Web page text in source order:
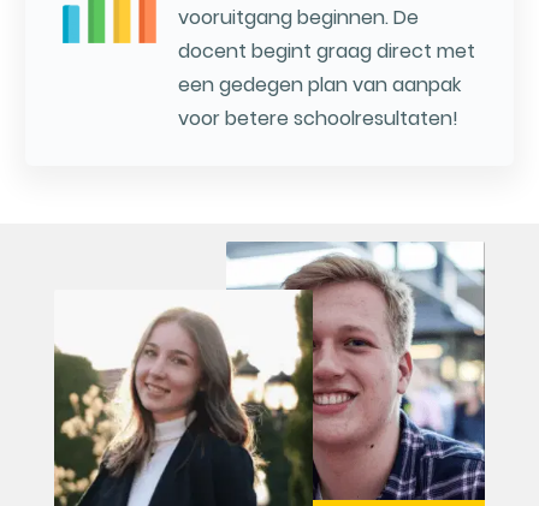
vooruitgang beginnen. De
docent begint graag direct met
een gedegen plan van aanpak
voor betere schoolresultaten!